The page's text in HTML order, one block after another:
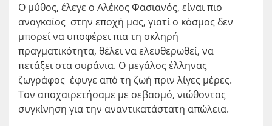
Ο μύθος, έλεγε ο Αλέκος Φασιανός, είναι πιο
αναγκαίος στην εποχή μας, γιατί ο κόσμος δεν
μπορεί να υποφέρει πια τη σκληρή
πραγματικότητα, θέλει να ελευθερωθεί, να
πετάξει στα ουράνια. Ο μεγάλος έλληνας
ζωγράφος έφυγε από τη ζωή πριν λίγες μέρες.
Τον αποχαιρετήσαμε με σεβασμό, νιώθοντας
συγκίνηση για την αναντικατάστατη απώλεια.